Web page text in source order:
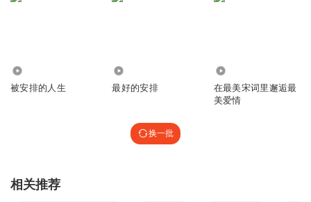
被安排的人生 最好的安排
在最美宋词里邂逅最
美爱情
换一批
相关推荐